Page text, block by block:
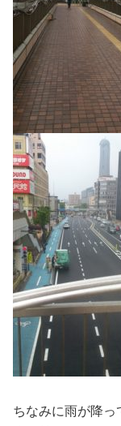
ちなみに雨が降っ